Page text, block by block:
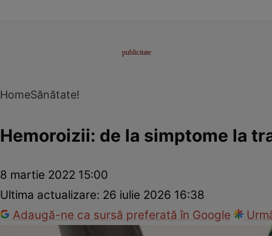
HomeSănătate!
Hemoroizii: de la simptome la
8 martie 2022 15:00
Ultima actualizare: 26 iulie 2026 16:38
Adaugă-ne ca sursă preferată în Google